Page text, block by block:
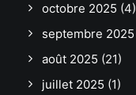
octobre 2025 (4)
septembre 2025
août 2025 (21)
juillet 2025 (1)